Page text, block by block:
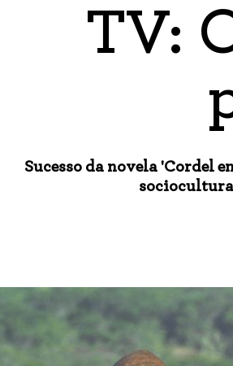
TV:
Sucesso da novela 'Cordel